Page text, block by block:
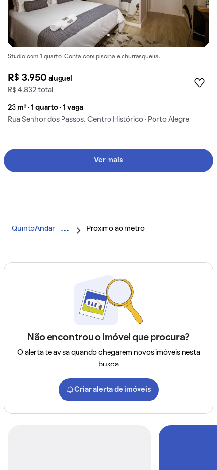
Studio com 1 quarto. Conta com piscina e churrasqueira.
R$ 3.950 aluguel
R$ 4.832 total
23 m² · 1 quarto · 1 vaga
Rua Senhor dos Passos, Centro Histórico · Porto Alegre
Ver mais
QuintoAndar Próximo ao metrô
Não encontrou o imóvel que procura?
O alerta te avisa quando chegarem novos imóveis nesta
busca
Criar alerta de imóveis